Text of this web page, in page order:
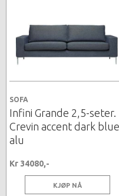
SOFA
Infini Grande 2,5-seter.
Crevin accent dark
alu
Kr 34080,-
KJØP NÅ